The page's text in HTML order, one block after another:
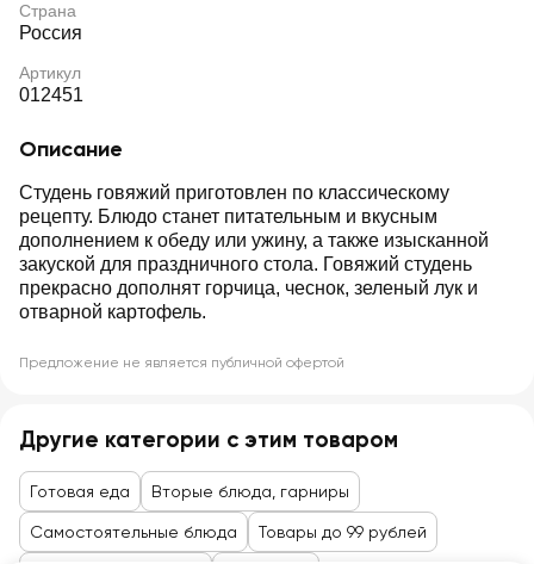
Страна
Россия
Артикул
012451
Описание
Студень говяжий приготовлен по классическому
рецепту. Блюдо станет питательным и вкусным
дополнением к обеду или ужину, а также изысканной
закуской для праздничного стола. Говяжий студень
прекрасно дополнят горчица, чеснок, зеленый лук и
отварной картофель.
Предложение не является публичной офертой
Другие категории с этим товаром
Готовая еда Вторые блюда, гарниры
Самостоятельные блюда Товары до 99 рублей